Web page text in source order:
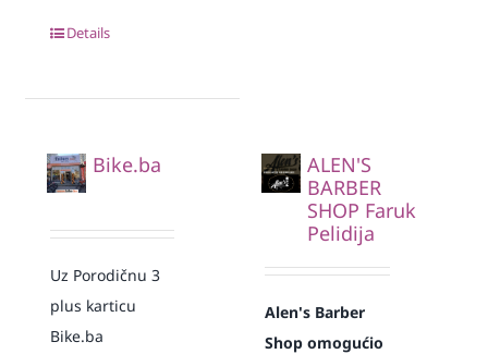
Details
Bike.ba
Uz Porodičnu 3
plus karticu
Bike.ba
ALEN'S
BARBER
SHOP Faruk
Pelidija
Alen's Barber
Shop omogućio